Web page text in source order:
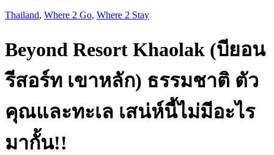
Thailand, Where 2 Go, Where 2 Stay
Beyond Resort Khaolak (บียอน
รีสอร์ท เขาหลัก) ธรรมชาติ ตัว
คุณและทะเล เสน่ห์นี้ไม่มีอะไร
มากั้น!!